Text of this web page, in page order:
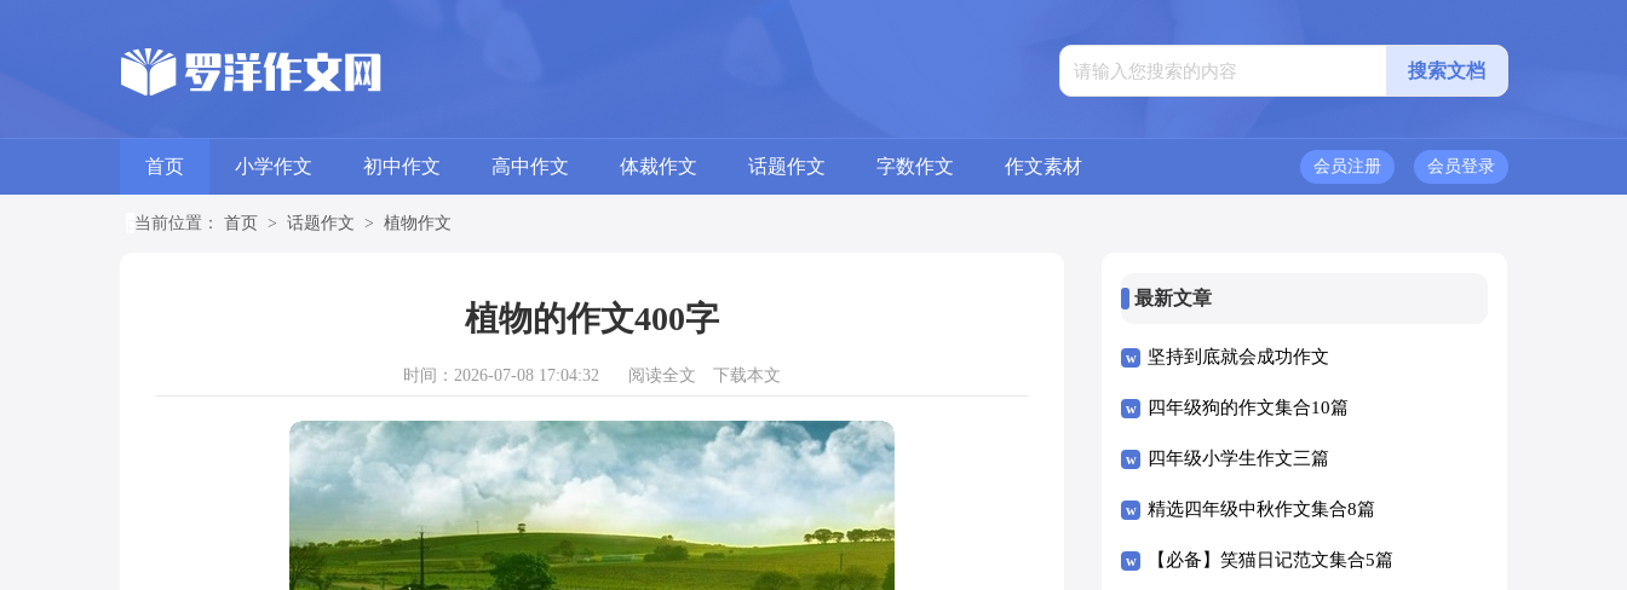
首页 小学作文 初中作文 高中作文 体裁作文 话题作文 字数作文 作文素材 会员登录
会员注册
当前位置： 首页 > 话题作文 > 植物作文
植物的作文400字
时间：2026-07-08 17:04:32 阅读全文 下载本文
最新文章
坚持到底就会成功作文
四年级狗的作文集合10篇
四年级小学生作文三篇
精选四年级中秋作文集合8篇
【必备】笑猫日记范文集合5篇